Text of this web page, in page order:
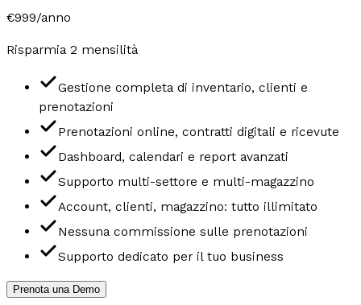
€999/anno
Risparmia 2 mensilità
Gestione completa di inventario, clienti e
prenotazioni
Prenotazioni online, contratti digitali e ricevute
Dashboard, calendari e report avanzati
Supporto multi-settore e multi-magazzino
Account, clienti, magazzino: tutto illimitato
Nessuna commissione sulle prenotazioni
Supporto dedicato per il tuo business
Prenota una Demo